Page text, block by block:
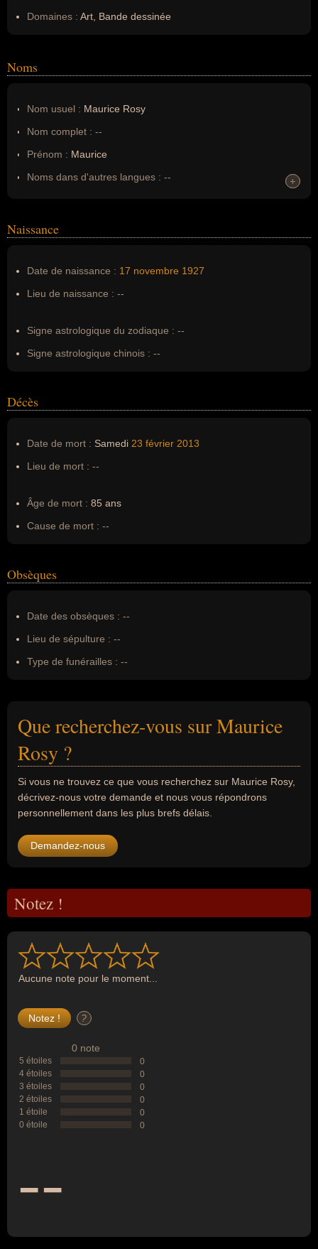
Domaines : Art, Bande dessinée
Noms
Nom usuel : Maurice Rosy
Nom complet : --
Prénom : Maurice
Noms dans d'autres langues : --
Nom de famille :Rosy
+
+
Naissance
Date de naissance : 17 novembre 1927
Lieu de naissance : --
Signe astrologique du zodiaque : --
Signe astrologique chinois : --
Décès
Date de mort : Samedi 23 février 2013
Lieu de mort : --
Âge de mort : 85 ans
Cause de mort : --
Obsèques
Date des obsèques : --
Lieu de sépulture : --
Type de funérailles : --
Que recherchez-vous sur Maurice
Rosy ?
Si vous ne trouvez ce que vous recherchez sur Maurice Rosy,
décrivez-nous votre demande et nous vous répondrons
personnellement dans les plus brefs délais.
Demandez-nous
Notez !
Aucune note pour le moment...
?
0 note
5 étoiles
0
4 étoiles
0
3 étoiles
0
2 étoiles
0
1 étoile
0
0 étoile
0
--